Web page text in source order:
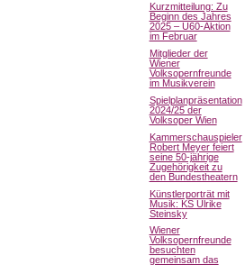
Kurzmitteilung: Zu
Beginn des Jahres
2025 – Ü60-Aktion
im Februar
Mitglieder der
Wiener
Volksopernfreunde
im Musikverein
Spielplanpräsentation
2024/25 der
Volksoper Wien
Kammerschauspieler
Robert Meyer feiert
seine 50-jährige
Zugehörigkeit zu
den Bundestheatern
Künstlerporträt mit
Musik: KS Ulrike
Steinsky
Wiener
Volksopernfreunde
besuchten
gemeinsam das